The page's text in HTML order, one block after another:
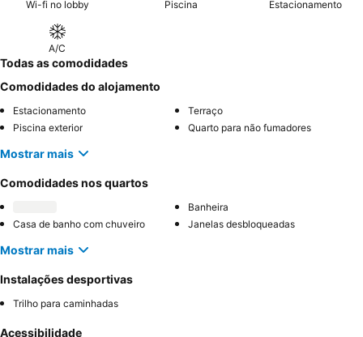
Wi-fi no lobby Piscina Estacionamento
A/C
Todas as comodidades
Comodidades do alojamento
Estacionamento
Terraço
Piscina exterior
Quarto para não fumadores
Mostrar mais
Comodidades nos quartos
Banheira
Casa de banho com chuveiro
Janelas desbloqueadas
Mostrar mais
Instalações desportivas
Trilho para caminhadas
Acessibilidade